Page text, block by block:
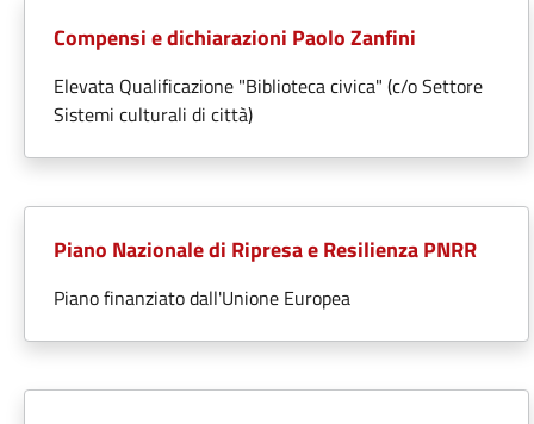
Compensi e dichiarazioni Paolo Zanfini
Elevata Qualificazione "Biblioteca civica" (c/o Settore
Sistemi culturali di città)
Piano Nazionale di Ripresa e Resilienza PNRR
Piano finanziato dall'Unione Europea